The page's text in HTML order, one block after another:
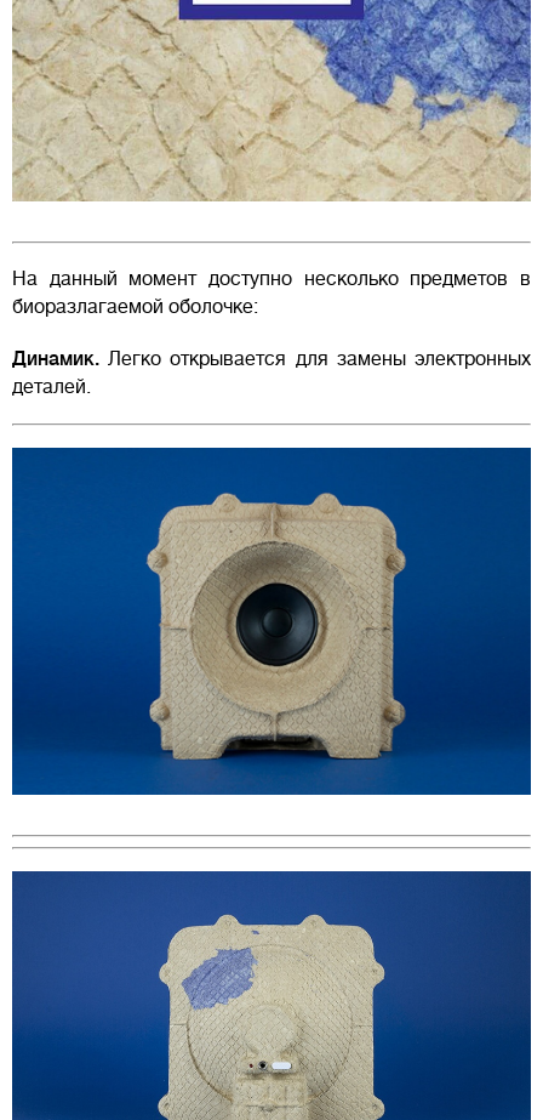
На данный момент доступно несколько предметов в
биоразлагаемой оболочке:
Динамик. Легко открывается для замены электронных
деталей.